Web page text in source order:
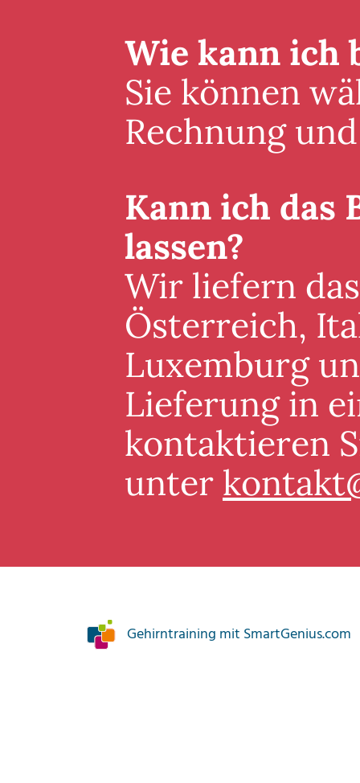
Wie kann ich
Sie können
Rechnung
Kann ich das
lassen?
Wir liefern
Österreich,
Luxemburg
Lieferung in
kontaktieren
unter
Gehirntraining mit SmartGenius.com